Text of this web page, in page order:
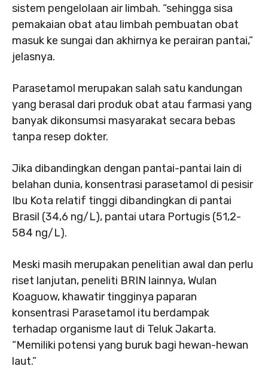
sistem pengelolaan air limbah. “sehingga sisa
pemakaian obat atau limbah pembuatan obat
masuk ke sungai dan akhirnya ke perairan pantai,”
jelasnya.
Parasetamol merupakan salah satu kandungan
yang berasal dari produk obat atau farmasi yang
banyak dikonsumsi masyarakat secara bebas
tanpa resep dokter.
Jika dibandingkan dengan pantai-pantai lain di
belahan dunia, konsentrasi parasetamol di pesisir
Ibu Kota relatif tinggi dibandingkan di pantai
Brasil (34,6 ng/L), pantai utara Portugis (51,2-
584 ng/L).
Meski masih merupakan penelitian awal dan perlu
riset lanjutan, peneliti BRIN lainnya, Wulan
Koaguow, khawatir tingginya paparan
konsentrasi Parasetamol itu berdampak
terhadap organisme laut di Teluk Jakarta.
“Memiliki potensi yang buruk bagi hewan-hewan
laut.”